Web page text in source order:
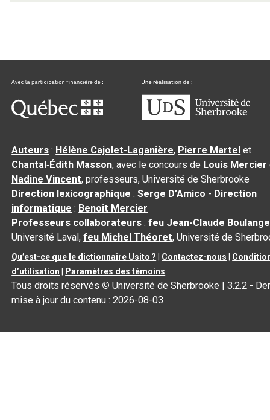
Auteurs : Hélène Cajolet-Laganière, Pierre Martel et
Chantal‑Édith Masson, avec le concours de Louis Mercier
Nadine Vincent, professeurs, Université de Sherbrooke
Direction lexicographique :Serge D’Amico - Direction
informatique : Benoit Mercier
Professeurs collaborateurs :feu Jean-Claude
Université Laval,feu Michel Théoret, Université de
Qu’est-ce que le dictionnaire Usito ? Contactez-nous
d’utilisation
Paramètres des témoins
Tous droits réservés © Université de Sherbrooke |3.2.2 -
mise à jour du contenu :2026-08-03